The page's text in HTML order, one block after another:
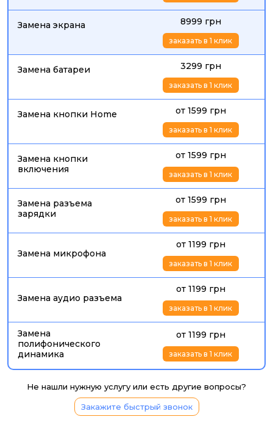
Замена экрана 8999 грн
заказать в 1 клик
Замена батареи 3299 грн
заказать в 1 клик
Замена кнопки Home от 1599 грн
заказать в 1 клик
Замена кнопки
включения
от 1599 грн
заказать в 1 клик
Замена разъема
зарядки
от 1599 грн
заказать в 1 клик
Замена микрофона
от 1199 грн
заказать в 1 клик
Замена аудио разъема
от 1199 грн
заказать в 1 клик
Замена
полифонического
динамика
от 1199 грн
заказать в 1 клик
Не нашли нужную услугу или есть другие вопросы?
Закажите быстрый звонок